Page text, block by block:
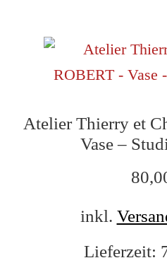
Atelier Thierry et
Vase –
inkl.
Lieferzeit: